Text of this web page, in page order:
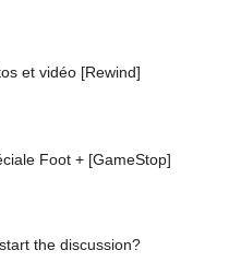
et vidéo [Rewind]
Foot + [GameStop]
the discussion?